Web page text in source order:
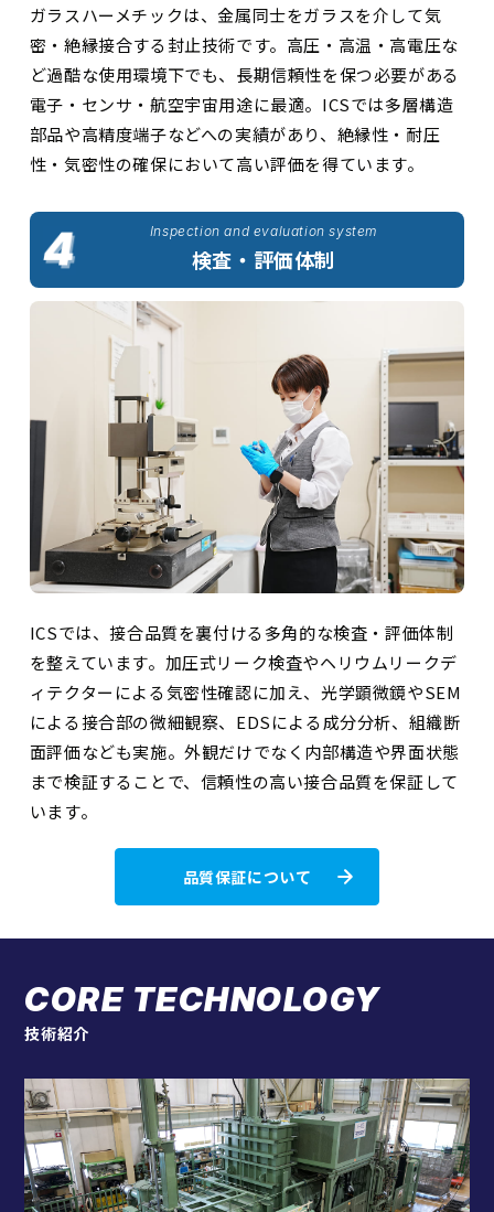
ガラスハーメチックは、金属同士をガラスを介して気
密・絶縁接合する封止技術です。高圧・高温・高電圧な
ど過酷な使用環境下でも、長期信頼性を保つ必要がある
電子・センサ・航空宇宙用途に最適。ICSでは多層構造
部品や高精度端子などへの実績があり、絶縁性・耐圧
性・気密性の確保において高い評価を得ています。
Inspection and evaluation system
検査・評価体制
ICSでは、接合品質を裏付ける多角的な検査・評価体制
を整えています。加圧式リーク検査やヘリウムリークデ
ィテクターによる気密性確認に加え、光学顕微鏡やSEM
による接合部の微細観察、EDSによる成分分析、組織断
面評価なども実施。外観だけでなく内部構造や界面状態
まで検証することで、信頼性の高い接合品質を保証して
います。
品質保証について
CORE TECHNOLOGY
技術紹介